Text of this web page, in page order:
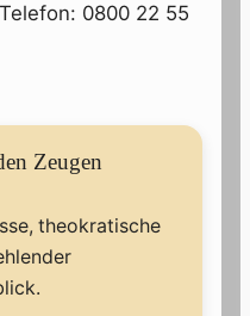
0800 22 55
Zeugen
theokratische